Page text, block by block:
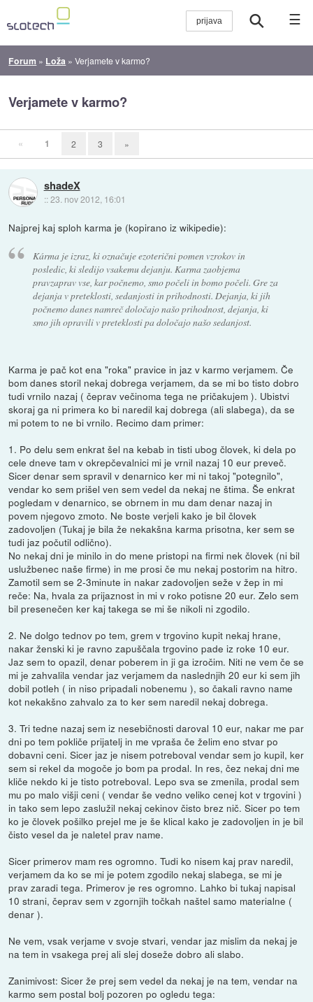
☰
Forum » Loža »Verjamete v karmo?
Verjamete v karmo?
« 1 2 3 »
shadeX
::23. nov 2012, 16:01
Najprej kaj sploh karma je (kopirano iz wikipedie):
Kárma je izraz, ki označuje ezoterični pomen vzrokov in
posledic, ki sledijo vsakemu dejanju. Karma zaobjema
pravzaprav vse, kar počnemo, smo počeli in bomo počeli. Gre za
dejanja v preteklosti, sedanjosti in prihodnosti. Dejanja, ki jih
počnemo danes namreč določajo našo prihodnost, dejanja, ki
smo jih opravili v preteklosti pa določajo našo sedanjost.
Karma je pač kot ena "roka" pravice in jaz v karmo verjamem. Če
bom danes storil nekaj dobrega verjamem, da se mi bo tisto dobro
tudi vrnilo nazaj ( čeprav večinoma tega ne pričakujem ). Ubistvi
skoraj ga ni primera ko bi naredil kaj dobrega (ali slabega), da se
mi potem to ne bi vrnilo. Recimo dam primer:
1. Po delu sem enkrat šel na kebab in tisti ubog človek, ki dela po
cele dneve tam v okrepčevalnici mi je vrnil nazaj 10 eur preveč.
Sicer denar sem spravil v denarnico ker mi ni takoj "potegnilo",
vendar ko sem prišel ven sem vedel da nekaj ne štima. Še enkrat
pogledam v denarnico, se obrnem in mu dam denar nazaj in
povem njegovo zmoto. Ne boste verjeli kako je bil človek
zadovoljen (Tukaj je bila že nekakšna karma prisotna, ker sem se
tudi jaz počutil odlično).
No nekaj dni je minilo in do mene pristopi na firmi nek človek (ni bil
uslužbenec naše firme) in me prosi če mu nekaj postorim na hitro.
Zamotil sem se 2-3minute in nakar zadovoljen seže v žep in mi
reče: Na, hvala za prijaznost in mi v roko potisne 20 eur. Zelo sem
bil presenečen ker kaj takega se mi še nikoli ni zgodilo.
2. Ne dolgo tednov po tem, grem v trgovino kupit nekaj hrane,
nakar ženski ki je ravno zapuščala trgovino pade iz roke 10 eur.
Jaz sem to opazil, denar poberem in ji ga izročim. Niti ne vem če se
mi je zahvalila vendar jaz verjamem da naslednjih 20 eur ki sem jih
dobil potleh ( in niso pripadali nobenemu ), so čakali ravno name
kot nekakšno zahvalo za to ker sem naredil nekaj dobrega.
3. Tri tedne nazaj sem iz nesebičnosti daroval 10 eur, nakar me par
dni po tem pokliče prijatelj in me vpraša če želim eno stvar po
dobavni ceni. Sicer jaz je nisem potreboval vendar sem jo kupil, ker
sem si rekel da mogoče jo bom pa prodal. In res, čez nekaj dni me
kliče nekdo ki je tisto potreboval. Lepo sva se zmenila, prodal sem
mu po malo višji ceni ( vendar še vedno veliko cenej kot v trgovini )
in tako sem lepo zaslužil nekaj cekinov čisto brez nič. Sicer po tem
ko je človek pošilko prejel me je še klical kako je zadovoljen in je bil
čisto vesel da je naletel prav name.
Sicer primerov mam res ogromno. Tudi ko nisem kaj prav naredil,
verjamem da ko se mi je potem zgodilo nekaj slabega, se mi je
prav zaradi tega. Primerov je res ogromno. Lahko bi tukaj napisal
10 strani, čeprav sem v zgornjih točkah naštel samo materialne (
denar ).
Ne vem, vsak verjame v svoje stvari, vendar jaz mislim da nekaj je
na tem in vsakega prej ali slej doseže dobro ali slabo.
Zanimivost: Sicer že prej sem vedel da nekaj je na tem, vendar na
karmo sem postal bolj pozoren po ogledu tega: